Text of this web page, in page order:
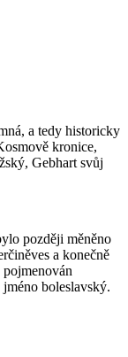
a tedy historicky
kronice,
Gebhart svůj
později měněno
a konečně
boleslavský.